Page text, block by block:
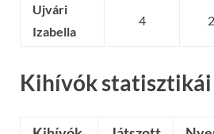
Ujvári
Izabella
4 2
Kihívók statisztikái